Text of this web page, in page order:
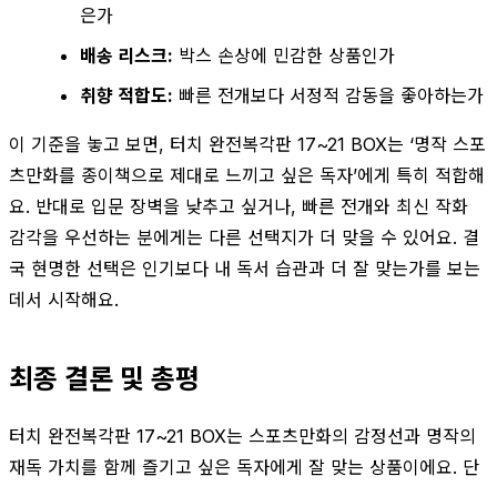
은가
배송 리스크: 박스 손상에 민감한 상품인가
취향 적합도: 빠른 전개보다 서정적 감동을 좋아하는가
이 기준을 놓고 보면, 터치 완전복각판 17~21 BOX는 ‘명작 스포
츠만화를 종이책으로 제대로 느끼고 싶은 독자’에게 특히 적합해
요. 반대로 입문 장벽을 낮추고 싶거나, 빠른 전개와 최신 작화
감각을 우선하는 분에게는 다른 선택지가 더 맞을 수 있어요. 결
국 현명한 선택은 인기보다 내 독서 습관과 더 잘 맞는가를 보는
데서 시작해요.
최종 결론 및 총평
터치 완전복각판 17~21 BOX는 스포츠만화의 감정선과 명작의
재독 가치를 함께 즐기고 싶은 독자에게 잘 맞는 상품이에요. 단